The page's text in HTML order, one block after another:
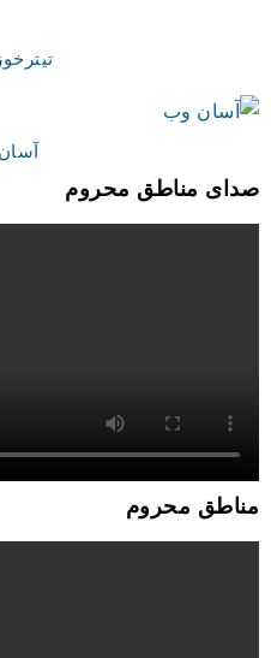
صدای مناطق محروم
مناطق محروم